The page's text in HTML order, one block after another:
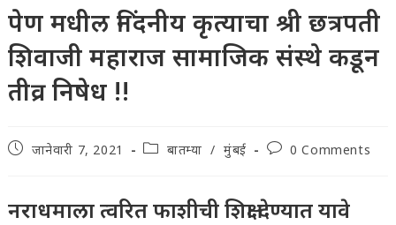
पेण मधील निंदनीय कृत्याचा श्री छत्रपती
शिवाजी महाराज सामाजिक संस्थे कडून
तीव्र निषेध !!
Postजानेवारी 7, 2021
Postबातम्या / मुंबई
Post0 Comments
नराधमाला त्वरित फाशीची शिक्षा देण्यात यावे